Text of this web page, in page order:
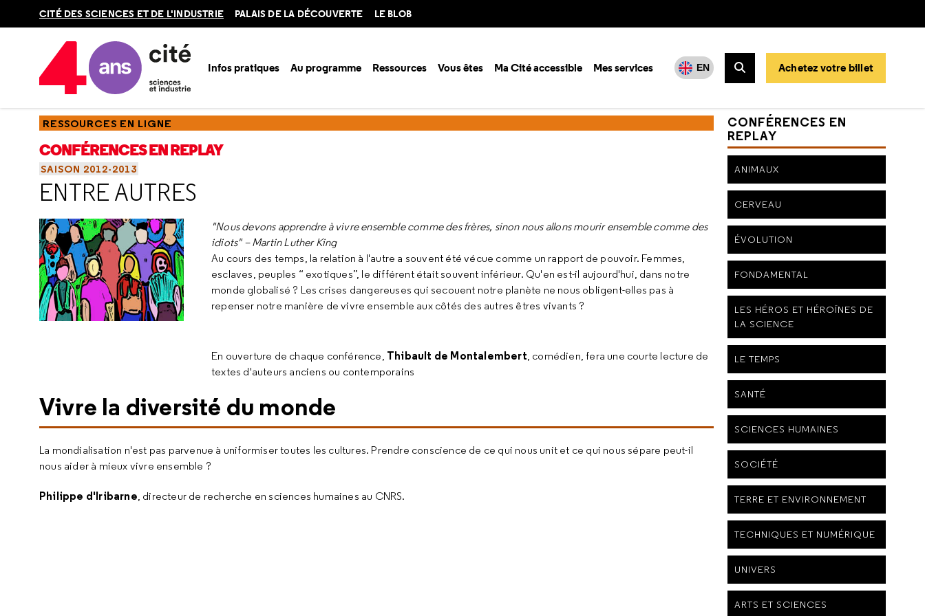
CITÉ DES SCIENCES ET DE L'INDUSTRIE PALAIS DE LA DÉCOUVERTE LE BLOB
Infos pratiques Au programme Ressources Vous êtes Ma Cité accessible Mes services EN
Rechercher
Achetez votre billet
Accueil Ressources
RESSOURCES EN LIGNE
CONFÉRENCES EN REPLAY
SAISON 2012-2013
ENTRE AUTRES
"Nous devons apprendre à vivre ensemble comme des frères, sinon nous allons mourir ensemble comme des
idiots" – Martin Luther King
Au cours des temps, la relation à l'autre a souvent été vécue comme un rapport de pouvoir. Femmes,
esclaves, peuples “ exotiques”, le différent était souvent inférieur. Qu'en est-il aujourd'hui, dans notre
monde globalisé ? Les crises dangereuses qui secouent notre planète ne nous obligent-elles pas à
repenser notre manière de vivre ensemble aux côtés des autres êtres vivants ?
En ouverture de chaque conférence, Thibault de Montalembert, comédien, fera une courte lecture de
textes d'auteurs anciens ou contemporains
Vivre la diversité du monde
La mondialisation n'est pas parvenue à uniformiser toutes les cultures. Prendre conscience de ce qui nous unit et ce qui nous sépare peut-il
nous aider à mieux vivre ensemble ?
Philippe d'Iribarne, directeur de recherche en sciences humaines au CNRS.
CONFÉRENCES EN
REPLAY
ANIMAUX
CERVEAU
ÉVOLUTION
FONDAMENTAL
LES HÉROS ET HÉROÏNES DE
LA SCIENCE
LE TEMPS
SANTÉ
SCIENCES HUMAINES
SOCIÉTÉ
TERRE ET ENVIRONNEMENT
TECHNIQUES ET NUMÉRIQUE
UNIVERS
ARTS ET SCIENCES